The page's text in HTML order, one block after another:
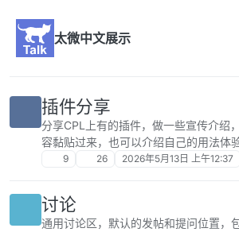
太微中文展示
插件分享
分享CPL上有的插件，做一些宣传介绍
容黏贴过来，也可以介绍自己的用法体验
9 26 2026年5月13日 上午12:37
讨论
通用讨论区，默认的发帖和提问位置，